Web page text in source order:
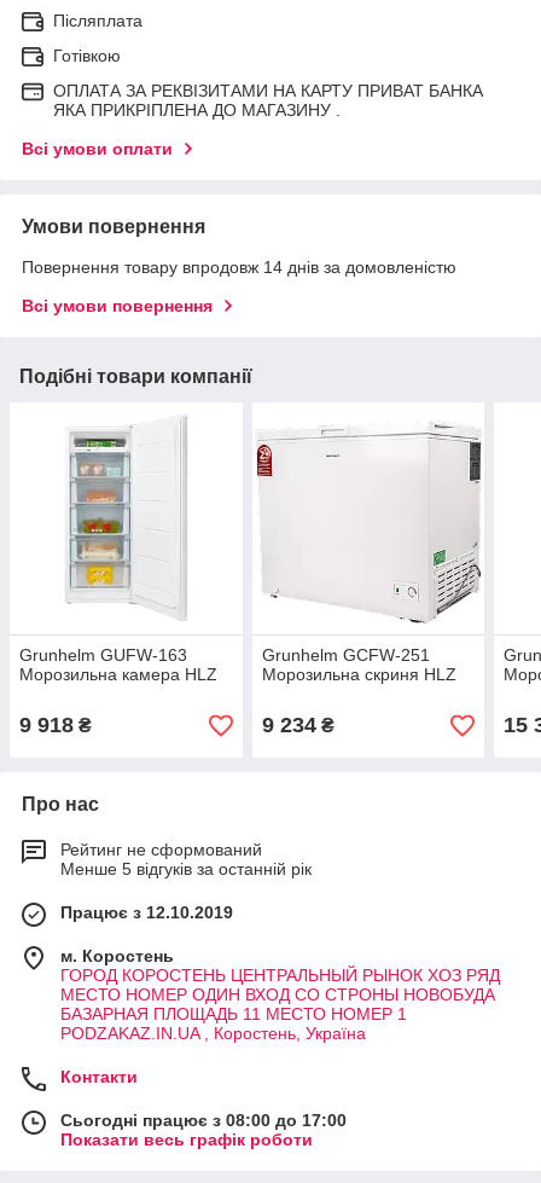
Післяплата
Готівкою
ОПЛАТА ЗА РЕКВІЗИТАМИ НА КАРТУ ПРИВАТ БАНКА
ЯКА ПРИКРІПЛЕНА ДО МАГАЗИНУ .
Всі умови оплати
Умови повернення
Повернення товару впродовж 14 днів за домовленістю
Всі умови повернення
Подібні товари компанії
Grunhelm GUFW-163
Морозильна камера HLZ
9 918 ₴
Grunhelm GCFW-251
Морозильна скриня HLZ
9 234₴ 15
Про нас
Рейтинг не сформований
Менше 5 відгуків за останній рік
Працює з 12.10.2019
м. Коростень
ГОРОД КОРОСТЕНЬ ЦЕНТРАЛЬНЫЙ РЫНОК ХОЗ РЯД
МЕСТО НОМЕР ОДИН ВХОД СО СТРОНЫ НОВОБУДА
БАЗАРНАЯ ПЛОЩАДЬ 11 МЕСТО НОМЕР 1
PODZAKAZ.IN.UA , Коростень, Україна
Контакти
Сьогодні працює з 08:00 до 17:00
Показати весь графік роботи